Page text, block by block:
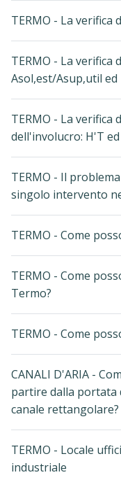
TERMO - La verifica
TERMO - La
Asol,est/Asup,util ed
TERMO - La
dell'involucro: H'T ed
TERMO - Il
singolo intervento
TERMO - Come
TERMO - Come
Termo?
TERMO - Come
CANALI D'ARIA -
partire dalla portata
canale rettangolare?
TERMO - Locale
industriale